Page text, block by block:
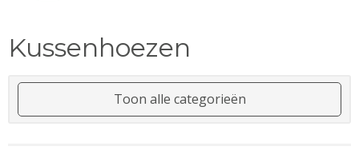
Kussenhoezen
Toon alle categorieën